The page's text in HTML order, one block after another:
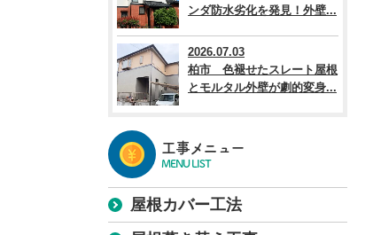
ンダ防水劣化を発見！外壁...
2026.07.03
柏市 色褪せたスレート屋根
とモルタル外壁が劇的変身...
工事メニュー
MENU LIST
屋根カバー工法